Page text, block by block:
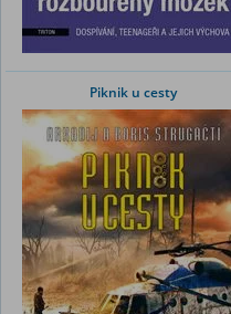
Piknik u cesty